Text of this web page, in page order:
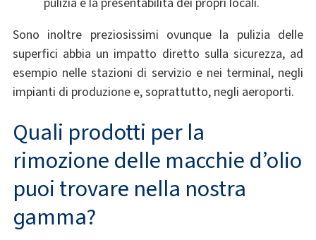
Sono inoltre preziosissimi ovunque la pulizia delle
superfici abbia un impatto diretto sulla sicurezza, ad
esempio nelle stazioni di servizio e nei terminal, negli
impianti di produzione e, soprattutto, negli aeroporti.
Quali prodotti per la
rimozione delle macchie d’olio
puoi trovare nella nostra
gamma?